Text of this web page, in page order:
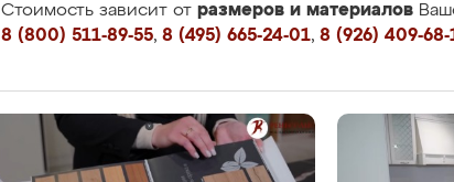
Стоимость зависит от размеров и материалов
8 (800) 511-89-55, 8 (495) 665-24-01, 8 (926) 409-68-